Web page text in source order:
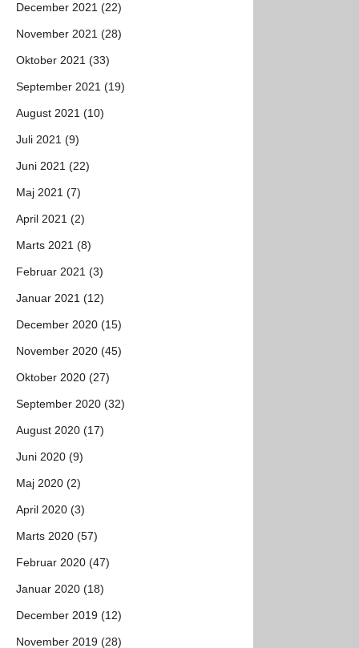
December 2021 (22)
November 2021 (28)
Oktober 2021 (33)
September 2021 (19)
August 2021 (10)
Juli 2021 (9)
Juni 2021 (22)
Maj 2021 (7)
April 2021 (2)
Marts 2021 (8)
Februar 2021 (3)
Januar 2021 (12)
December 2020 (15)
November 2020 (45)
Oktober 2020 (27)
September 2020 (32)
August 2020 (17)
Juni 2020 (9)
Maj 2020 (2)
April 2020 (3)
Marts 2020 (57)
Februar 2020 (47)
Januar 2020 (18)
December 2019 (12)
November 2019 (28)